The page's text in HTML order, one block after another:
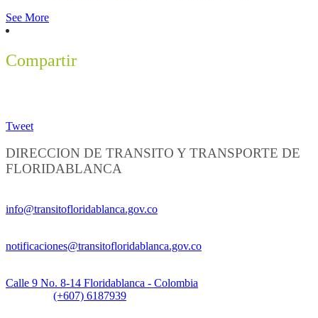
See More
Compartir
Tweet
DIRECCION DE TRANSITO Y TRANSPORTE DE
FLORIDABLANCA
info@transitofloridablanca.gov.co
notificaciones@transitofloridablanca.gov.co
Calle 9 No. 8-14 Floridablanca - Colombia
(+607) 6187939